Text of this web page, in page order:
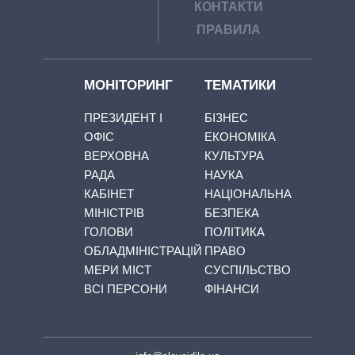
КОНТАКТИ
ПРАВИЛА
МОНІТОРИНГ
ПРЕЗИДЕНТ І
ОФІС
ВЕРХОВНА
РАДА
КАБІНЕТ
МІНІСТРІВ
ГОЛОВИ
ОБЛАДМІНІСТРАЦІЙ
МЕРИ МІСТ
ВСІ ПЕРСОНИ
ТЕМАТИКИ
БІЗНЕС
ЕКОНОМІКА
КУЛЬТУРА
НАУКА
НАЦІОНАЛЬНА
БЕЗПЕКА
ПОЛІТИКА
ПРАВО
СУСПІЛЬСТВО
ФІНАНСИ